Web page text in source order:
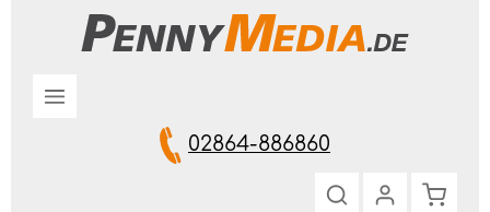
Zum Hauptinhalt springen
02864-886860